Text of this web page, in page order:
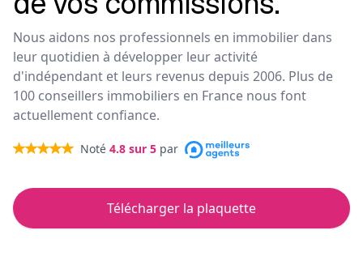
Nous aidons nos professionnels en immobilier dans
leur quotidien à développer leur activité
d'indépendant et leurs revenus depuis 2006. Plus de
100 conseillers immobiliers en France nous font
actuellement confiance.
Noté 4.8 sur 5 par
Télécharger la plaquette